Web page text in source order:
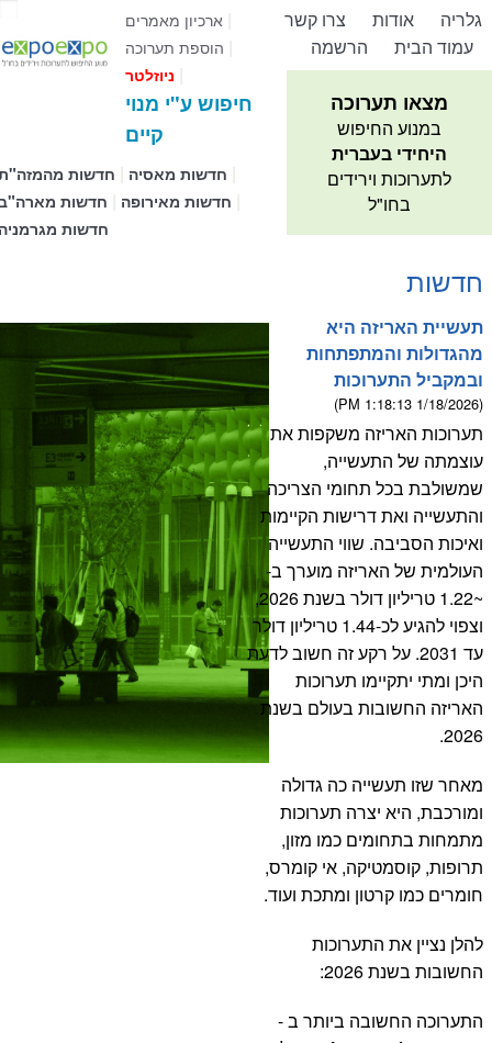
ארכיון מאמרים|
הוספת תערוכה
ניוזלטר
חיפוש ע"י מנוי
קיים
חדשות חדשות מאסיה
חדשות חדשות מאירופה
חדשות
צרו קשר אודות
גלריה
הרשמה
עמוד הבית
מצאו תערוכה
במנוע החיפוש
היחידי בעברית
לתערוכות וירידים
בחו"ל
חדשות
תעשיית האריזה היא
מהגדולות והמתפתחות
ובמקביל התערוכות
(1/18/2026 1:18:13 PM)
תערוכות האריזה משקפות את
עוצמתה של התעשייה,
שמשולבת בכל תחומי הצריכה
והתעשייה ואת דרישות הקיימות
ואיכות הסביבה. שווי התעשייה
העולמית של האריזה מוערך ב-
~1.22 טריליון דולר בשנת 2026,
וצפוי להגיע לכ-1.44 טריליון דולר
עד 2031. על רקע זה חשוב לדעת
היכן ומתי יתקיימו תערוכות
האריזה החשובות בעולם בשנת
2026.
מאחר שזו תעשייה כה גדולה
ומורכבת, היא יצרה תערוכות
מתמחות בתחומים כמו מזון,
תרופות, קוסמטיקה, אי קומרס,
חומרים כמו קרטון ומתכת ועוד.
להלן נציין את התערוכות
החשובות בשנת 2026:
התערוכה החשובה ביותר ב -